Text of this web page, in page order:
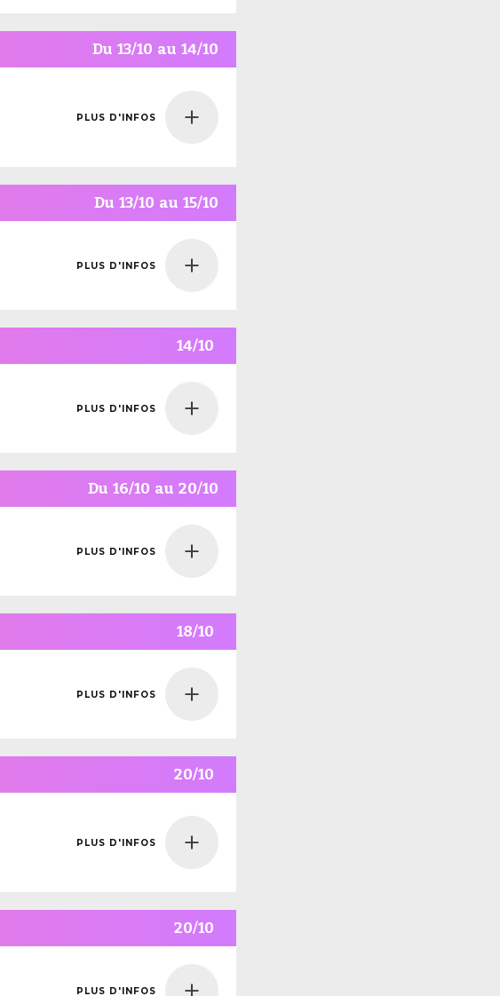
Du 13/10 au 14/10
PLUS D'INFOS
Du 13/10 au 15/10
PLUS D'INFOS
14/10
PLUS D'INFOS
Du 16/10 au 20/10
PLUS D'INFOS
18/10
PLUS D'INFOS
20/10
PLUS D'INFOS
20/10
PLUS D'INFOS